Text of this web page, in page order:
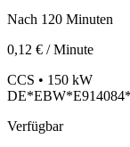
Nach 120 Minuten
0,12 € / Minute
CCS • 150 kW
Verfügbar